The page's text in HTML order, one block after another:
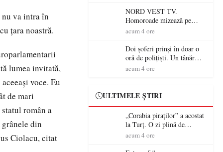
nu va intra în
ţara noastră.
lumea invitată,
voce. Eu
de mari
român a
din
Ciolacu, citat
NORD VEST TV.
Homoroade mizează pe
tradiție, turism și investiții.
„Oțeloaia rămâne un brand
al Codrului”
acum 4 ore
Doi șoferi prinși în doar o
oră de polițiști. Un tânăr
conducea băut, iar un
acum 4 ore
ULTIMELE ȘTIRI
„Corabia piraților” a acostat
la Turț. O zi plină de
aventură și lecții despre
acum 4 ore